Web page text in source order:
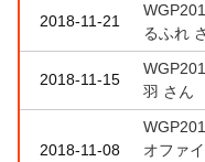
2018-11-21
るふれ
2018-11-15
羽 さん
2018-11-08
オファ